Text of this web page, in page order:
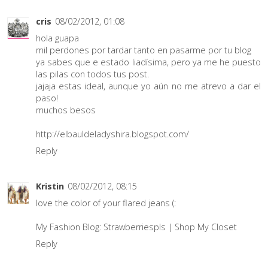
cris 08/02/2012, 01:08
hola guapa
mil perdones por tardar tanto en pasarme por tu blog
ya sabes que e estado liadísima, pero ya me he puesto
las pilas con todos tus post.
jajaja estas ideal, aunque yo aún no me atrevo a dar el
paso!
muchos besos
http://elbauldeladyshira.blogspot.com/
Reply
Kristin 08/02/2012, 08:15
love the color of your flared jeans (:
My Fashion Blog: Strawberriespls | Shop My Closet
Reply